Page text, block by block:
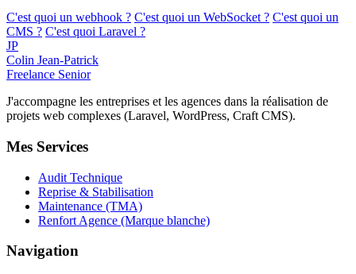
C'est quoi un webhook ? C'est quoi un WebSocket ? C'est quoi un
CMS ? C'est quoi Laravel ?
JP
Colin Jean-Patrick
Freelance Senior
J'accompagne les entreprises et les agences dans la réalisation de
projets web complexes (Laravel, WordPress, Craft CMS).
Mes Services
Audit Technique
Reprise & Stabilisation
Maintenance (TMA)
Renfort Agence (Marque blanche)
Navigation